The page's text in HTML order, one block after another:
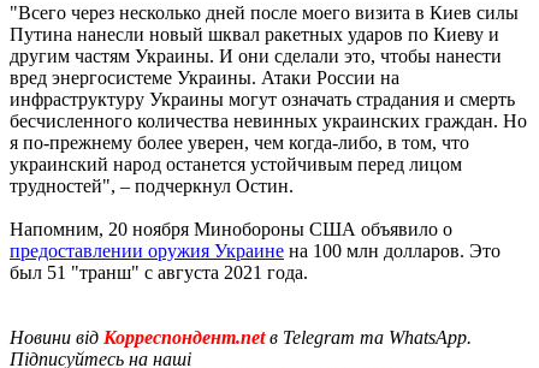
"Всего через несколько дней после моего визита в Киев силы
Путина нанесли новый шквал ракетных ударов по Киеву и
другим частям Украины. И они сделали это, чтобы нанести
вред энергосистеме Украины. Атаки России на
инфраструктуру Украины могут означать страдания и смерть
бесчисленного количества невинных украинских граждан. Но
я по-прежнему более уверен, чем когда-либо, в том, что
украинский народ останется устойчивым перед лицом
трудностей", – подчеркнул Остин.
Напомним, 20 ноября Минобороны США объявило о
предоставлении оружия Украине на 100 млн долларов. Это
был 51 "транш" с августа 2021 года.
Новини від Корреспондент.netв Telegram та WhatsApp.
Підписуйтесь на наші